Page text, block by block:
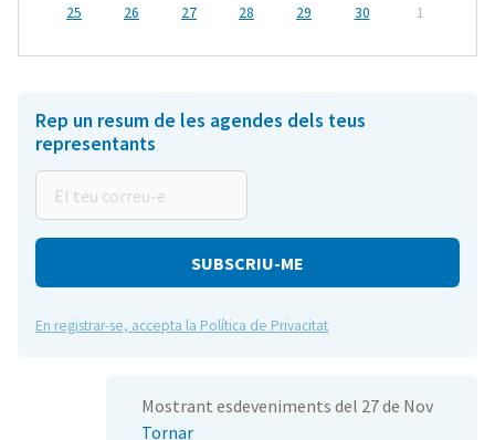
25
26 27 28 29 30 1
Rep un resum de les agendes dels teus
representants
teu
correu-
En registrar-se, accepta la Política de Privacitat
Mostrant esdeveniments del 27 de Nov
Tornar